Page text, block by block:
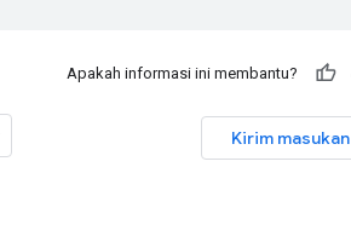
Apakah informasi ini membantu?
Kirim masukan